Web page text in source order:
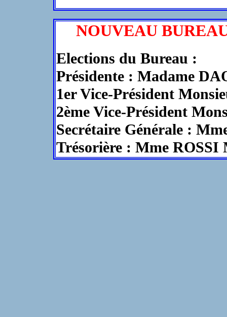
NOUVEAU
Elections du Bureau :
Présidente : Madame
1er Vice-Président
2ème Vice-Président
Secrétaire Générale :
Trésorière : Mme ROSSI